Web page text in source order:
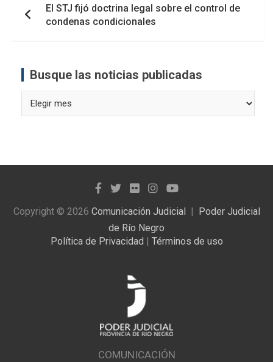
El STJ fijó doctrina legal sobre el control de
condenas condicionales
Busque las noticias publicadas
las
Copyright © 2026 Comunicación Judicial
Poder Judicial
de Río Negro
Política de Privacidad
Términos de uso
COMUNICACIÓN